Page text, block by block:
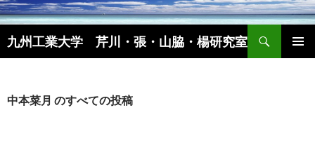
コ
ン
テ
ン
九州工業大学 芹川・張・山脇・楊研究室
検
索
中本菜月 のすべての投稿